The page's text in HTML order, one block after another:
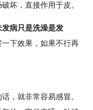
坏，直接作用于皮。
病只是洗澡是发
下效果，如果不行再
就非常容易感冒。